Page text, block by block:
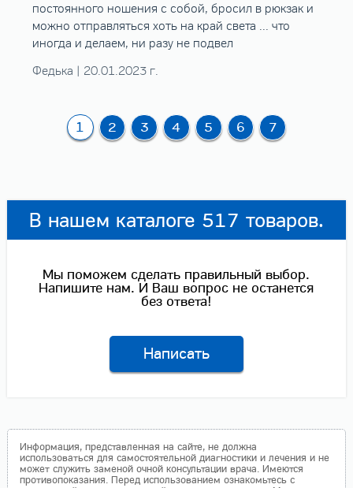
постоянного ношения с собой, бросил в рюкзак и
можно отправляться хоть на край света ... что
иногда и делаем, ни разу не подвел
Федька | 20.01.2023 г.
1 2 3 4 5 6 7
В нашем каталоге 517 товаров.
Мы поможем сделать правильный выбор.
Напишите нам. И Ваш вопрос не останется
без ответа!
Написать
Информация, представленная на сайте, не должна
использоваться для самостоятельной диагностики и лечения и не
может служить заменой очной консультации врача. Имеются
противопоказания. Перед использованием ознакомьтесь с